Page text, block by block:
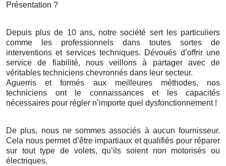
Présentation ?
Depuis plus de 10 ans, notre société sert les particuliers
comme les professionnels dans toutes sortes de
interventions et services techniques. Dévoués d’offrir une
service de fiabilité, nous veillons à partager avec de
véritables techniciens chevronnés dans leur secteur.
Aguerris et formés aux meilleures méthodes, nos
techniciens ont le connaissances et les capacités
nécessaires pour régler n’importe quel dysfonctionnement !
De plus, nous ne sommes associés à aucun fournisseur.
Cela nous permet d’être impartiaux et qualifiés pour réparer
sur tout type de volets, qu’ils soient non motorisés ou
électriques.